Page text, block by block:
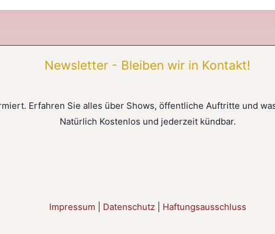
Newsletter - Bleiben wir in Kontakt!
Erfahren Sie alles über Shows, öffentliche Auftritte und
Natürlich Kostenlos und jederzeit kündbar.
Impressum Datenschutz| Haftungsausschluss